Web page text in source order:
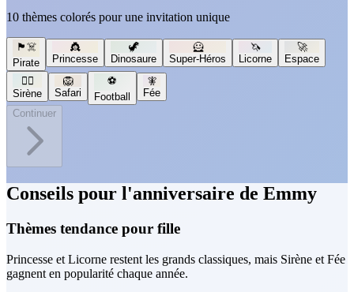
10 thèmes colorés pour une invitation unique
🏴‍☠️
Pirate
👸
Princesse
🦖
Dinosaure
🦸
Super-Héros
🦄
Licorne
🚀
Espace
🧜‍♀️
Sirène
🦁
Safari
⚽
Football
🧚
Fée
Continuer
Conseils pour l'anniversaire de Emmy
Thèmes tendance pour fille
Princesse et Licorne restent les grands classiques, mais Sirène et Fée
gagnent en popularité chaque année.